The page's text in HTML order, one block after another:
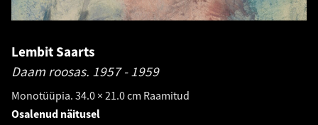
Lembit Saarts
Daam roosas. 1957 - 1959
Monotüüpia. 34.0 × 21.0 cm Raamitud
Osalenud näitusel